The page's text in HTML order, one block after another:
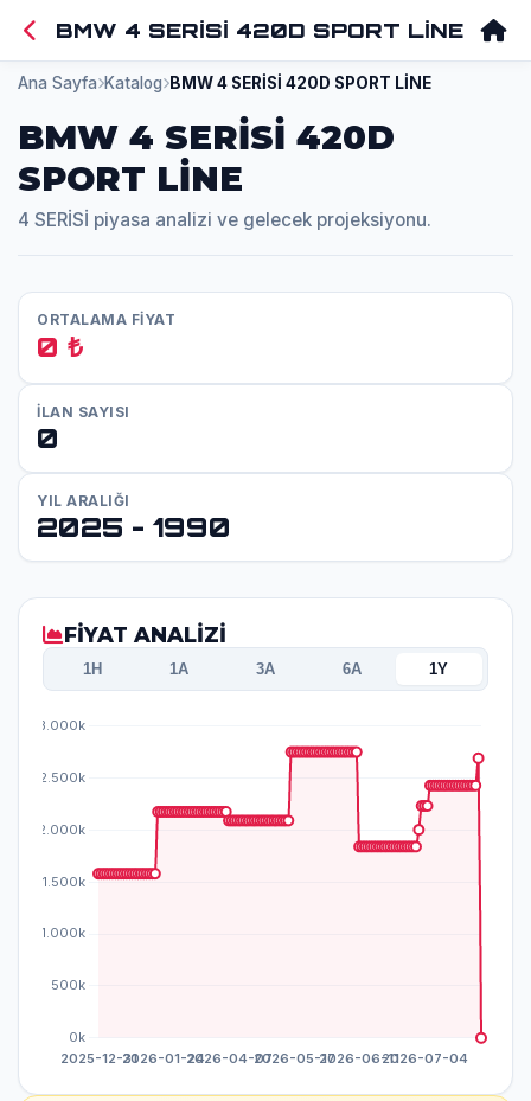
BMW 4 SERİSİ 420D SPORT LİNE
Ana Sayfa Katalog BMW 4 SERİSİ 420D SPORT LİNE
BMW 4 SERİSİ 420D
SPORT LİNE
4 SERİSİ piyasa analizi ve gelecek projeksiyonu.
ORTALAMA FİYAT
0 ₺
İLAN SAYISI
0
YIL ARALIĞI
2025 - 1990
FİYAT ANALİZİ
1H 1A 3A 6A 1Y